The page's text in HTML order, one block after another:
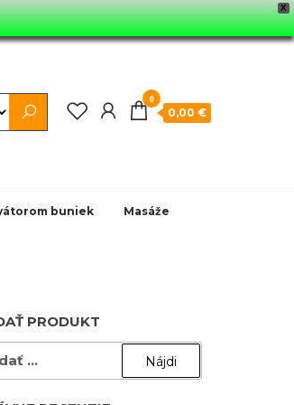
X
0
0,00 €
buniek Masáže
PRODUKT